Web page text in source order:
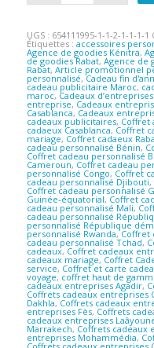
UGS : 654111995-1-1-2-1-1-1-1
Étiquettes : accessoires
Agence de goodies Kénitra,
de goodies Rabat, Agence de
Rabat, Article promotionnel
personnalisé, Cadeau fin
cadeau publicitaire Maroc,
maroc, Cadeaux
entreprise, Cadeaux
Casablanca, Cadeaux
cadeaux publicitaires, Coffret
cadaeux Casablanca, Coffret
mariage, Coffret cadaeux
cadeau personnalisé Bénin,
Coffret cadeau personnalisé
Cameroun, Coffret cadeau
personnalisé Congo, Coffret
cadeau personnalisé Djibouti,
Coffret cadeau personnalisé
Guinée-équatorial, Coffret
cadeau personnalisé Mali,
cadeau personnalisé
personnalisé République
personnalisé Rwanda,Coffret
cadeau personnalisé Tchad,
cadeaux, Coffret cadeaux
cadeaux mariage, Coffret
service, Coffret et carte
voyage, coffret haut de
cadeaux entreprises Agadir,
Coffrets cadeaux entreprises
Dakhla, Coffrets cadeaux
entreprises Fès, Coffrets
cadeaux entreprises
Marrakech, Coffrets cadeaux
entreprises Mohammédia,